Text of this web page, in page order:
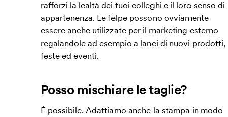
rafforzi la lealtà dei tuoi colleghi e il loro senso di
appartenenza. Le felpe possono ovviamente
essere anche utilizzate per il marketing esterno
regalandole ad esempio a lanci di nuovi prodotti,
feste ed eventi.
Posso mischiare le taglie?
È possibile. Adattiamo anche la stampa in modo